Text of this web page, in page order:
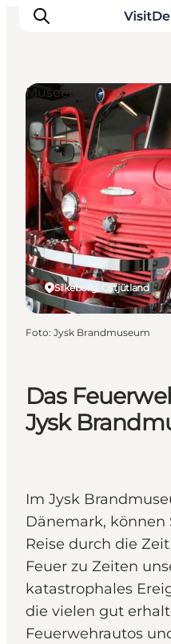
Inspiration
Regionen
Erlebnisse
Unterkünfte
Reiseplanung
Das
Jysk
Im Jysk
Dänemark, können
Reise durch die
Feuer zu Zeiten
katastrophales
die vielen gut
Feuerwehrautos
Silkeborg, Ostjütland
Museen
Foto: Jysk Brandmuseum